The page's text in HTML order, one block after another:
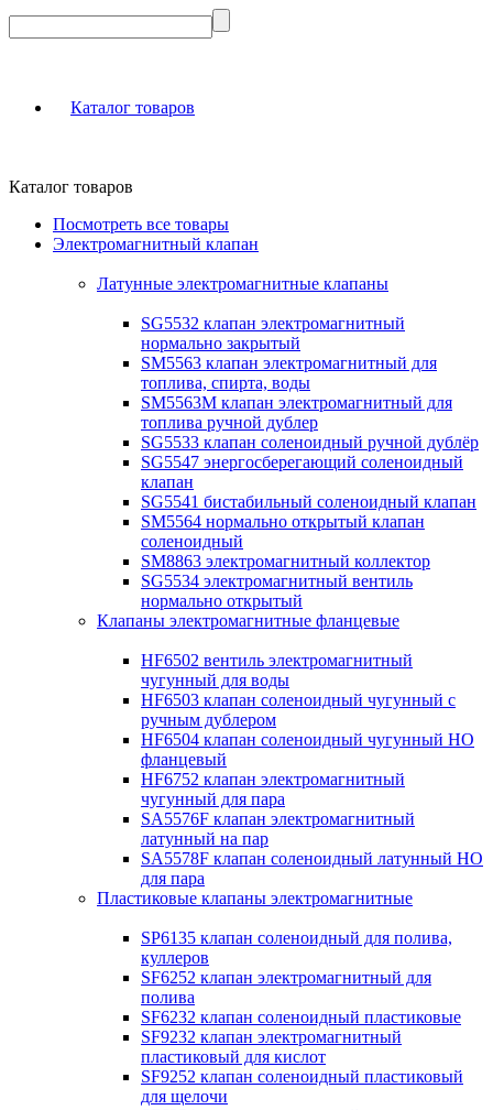
Каталог товаров
Каталог товаров
Посмотреть все товары
Электромагнитный клапан
Латунные электромагнитные клапаны
SG5532 клапан электромагнитный
нормально закрытый
SM5563 клапан электромагнитный для
топлива, спирта, воды
SM5563M клапан электромагнитный для
топлива ручной дублер
SG5533 клапан соленоидный ручной дублёр
SG5547 энергосберегающий соленоидный
клапан
SG5541 бистабильный соленоидный клапан
SM5564 нормально открытый клапан
соленоидный
SM8863 электромагнитный коллектор
SG5534 электромагнитный вентиль
нормально открытый
Клапаны электромагнитные фланцевые
HF6502 вентиль электромагнитный
чугунный для воды
HF6503 клапан соленоидный чугунный с
ручным дублером
HF6504 клапан соленоидный чугунный НО
фланцевый
HF6752 клапан электромагнитный
чугунный для пара
SA5576F клапан электромагнитный
латунный на пар
SA5578F клапан соленоидный латунный НО
для пара
Пластиковые клапаны электромагнитные
SP6135 клапан соленоидный для полива,
куллеров
SF6252 клапан электромагнитный для
полива
SF6232 клапан соленоидный пластиковые
SF9232 клапан электромагнитный
пластиковый для кислот
SF9252 клапан соленоидный пластиковый
для щелочи